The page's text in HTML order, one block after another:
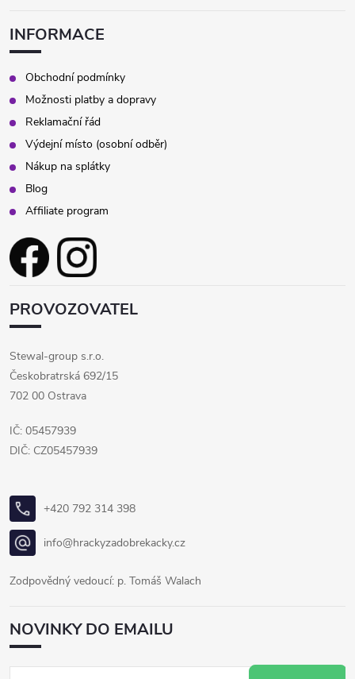
INFORMACE
Obchodní podmínky
Možnosti platby a dopravy
Reklamační řád
Výdejní místo (osobní odběr)
Nákup na splátky
Blog
Affiliate program
PROVOZOVATEL
Stewal-group s.r.o.
Českobratrská 692/15
702 00 Ostrava
IČ: 05457939
DIČ: CZ05457939
+420 792 314 398
info@hrackyzadobrekacky.cz
Zodpovědný vedoucí: p. Tomáš Walach
NOVINKY DO EMAILU